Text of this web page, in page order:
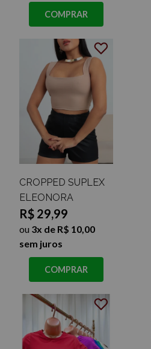
COMPRAR
CROPPED SUPLEX
ELEONORA
R$ 29,99
ou 3x de R$ 10,00
sem juros
COMPRAR